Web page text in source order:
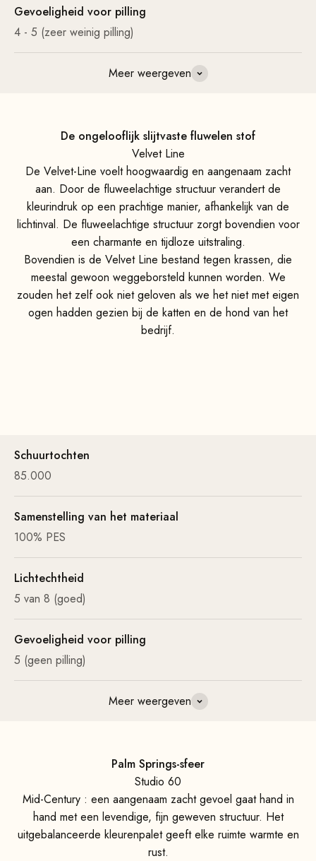
Gevoeligheid voor pilling
4 - 5 (zeer weinig pilling)
Meer weergeven
De ongelooflijk slijtvaste fluwelen stof
Velvet Line
De Velvet-Line voelt hoogwaardig en aangenaam zacht
aan. Door de fluweelachtige structuur verandert de
kleurindruk op een prachtige manier, afhankelijk van de
lichtinval. De fluweelachtige structuur zorgt bovendien voor
een charmante en tijdloze uitstraling.
Bovendien is de Velvet Line bestand tegen krassen, die
meestal gewoon weggeborsteld kunnen worden. We
zouden het zelf ook niet geloven als we het niet met eigen
ogen hadden gezien bij de katten en de hond van het
bedrijf.
Schuurtochten
85.000
Samenstelling van het materiaal
100% PES
Lichtechtheid
5 van 8 (goed)
Gevoeligheid voor pilling
5 (geen pilling)
Meer weergeven
Palm Springs-sfeer
Studio 60
Mid-Century : een aangenaam zacht gevoel gaat hand in
hand met een levendige, fijn geweven structuur. Het
uitgebalanceerde kleurenpalet geeft elke ruimte warmte en
rust.